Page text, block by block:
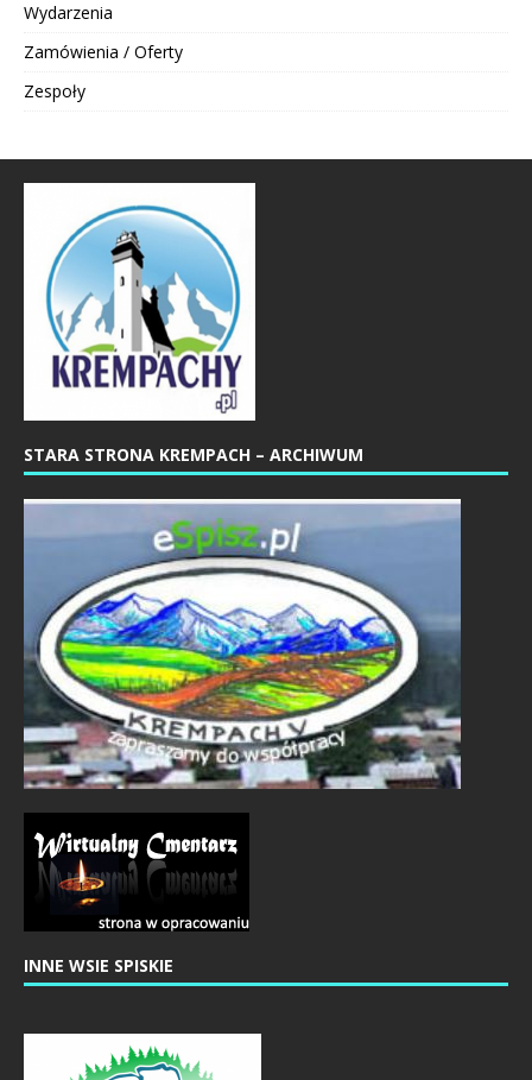
Wydarzenia
Zamówienia / Oferty
Zespoły
STARA STRONA KREMPACH – ARCHIWUM
INNE WSIE SPISKIE